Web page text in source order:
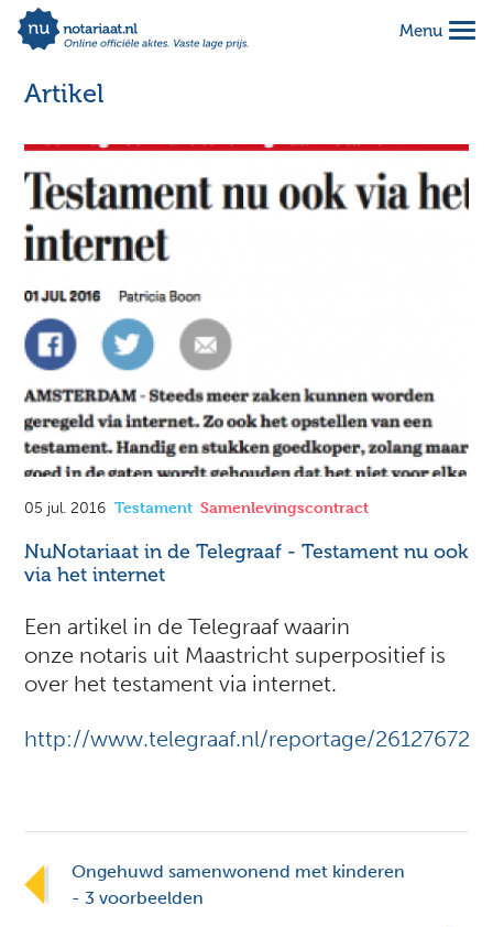
Menu
Alles geregeld voor 1 vaste prijs
Makkelijk online invullen
Artikel
05 jul. 2016 Testament Samenlevingscontract
NuNotariaat in de Telegraaf - Testament nu ook
via het internet
Een artikel in de Telegraaf waarin
onze notaris uit Maastricht superpositief is
over het testament via internet.
http://www.telegraaf.nl/reportage/
Ongehuwd samenwonend met kinderen
- 3 voorbeelden